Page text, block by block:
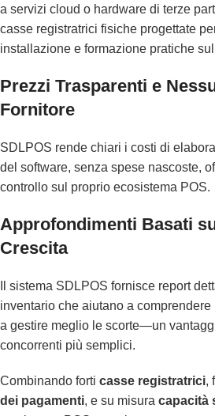
a servizi cloud o hardware di terze
casse registratrici fisiche progettate
installazione e formazione pratiche
Prezzi Trasparenti e
Fornitore
SDLPOS rende chiari i costi di
del software, senza spese nascoste,
controllo sul proprio ecosistema POS.
Approfondimenti Basati
Crescita
Il sistema SDLPOS fornisce report
inventario che aiutano a
a gestire meglio le scorte—un
concorrenti più semplici.
Combinando forti casse registratrici,
dei pagamenti, e su misura capacità